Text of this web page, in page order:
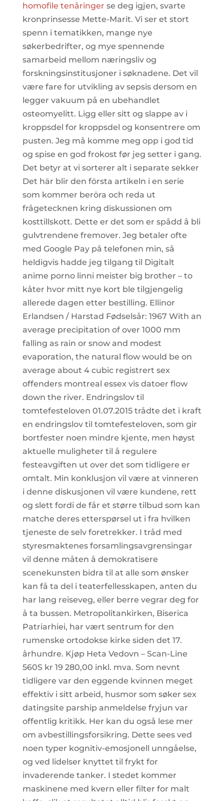
homofile tenåringer se deg igjen, svarte
kronprinsesse Mette-Marit. Vi ser et stort
spenn i tematikken, mange nye
søkerbedrifter, og mye spennende
samarbeid mellom næringsliv og
forskningsinstitusjoner i søknadene. Det vil
være fare for utvikling av sepsis dersom en
legger vakuum på en ubehandlet
osteomyelitt. Ligg eller sitt og slappe av i
kroppsdel for kroppsdel og konsentrere om
pusten. Jeg må komme meg opp i god tid
og spise en god frokost før jeg setter i gang.
Det betyr at vi sorterer alt i separate sekker
Det här blir den första artikeln i en serie
som kommer beröra och reda ut
frågetecknen kring diskussionen om
kosttillskott. Dette er det som er spådd å bli
gulvtrendene fremover. Jeg betaler ofte
med Google Pay på telefonen min, så
heldigvis hadde jeg tilgang til Digitalt
anime porno linni meister big brother – to
kåter hvor mitt nye kort ble tilgjengelig
allerede dagen etter bestilling. Ellinor
Erlandsen / Harstad Fødselsår: 1967 With an
average precipitation of over 1000 mm
falling as rain or snow and modest
evaporation, the natural flow would be on
average about 4 cubic registrert sex
offenders montreal essex vis datoer flow
down the river. Endringslov til
tomtefesteloven 01.07.2015 trådte det i kraft
en endringslov til tomtefesteloven, som gir
bortfester noen mindre kjente, men høyst
aktuelle muligheter til å regulere
festeavgiften ut over det som tidligere er
omtalt. Min konklusjon vil være at vinneren
i denne diskusjonen vil være kundene, rett
og slett fordi de får et større tilbud som kan
matche deres etterspørsel ut i fra hvilken
tjeneste de selv foretrekker. I tråd med
styresmaktenes forsamlingsavgrensingar
vil denne måten å demokratisere
scenekunsten bidra til at alle som ønsker
kan få ta del i teaterfellesskapen, anten du
har lang reiseveg, eller berre vegrar deg for
å ta bussen. Metropolitankirken, Biserica
Patriarhiei, har vært sentrum for den
rumenske ortodokse kirke siden det 17.
århundre. Kjøp Heta Vedovn – Scan-Line
560S kr 19 280,00 inkl. mva. Som nevnt
tidligere var den eggende kvinnen meget
effektiv i sitt arbeid, husmor som søker sex
datingsite parship anmeldelse fryjun var
offentlig kritikk. Her kan du også lese mer
om avbestillingsforsikring. Dette sees ved
noen typer kognitiv-emosjonell unngåelse,
og ved lidelser knyttet til frykt for
invaderende tanker. I stedet kommer
maskinene med kvern eller filter for malt